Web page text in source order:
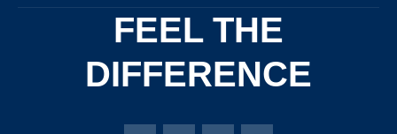
FEEL THE
DIFFERENCE